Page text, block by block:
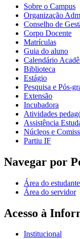
Sobre o Campus
Organização
Conselho de
Corpo Docente
Matrículas
Guia do aluno
Calendário
Biblioteca
Estágio
Pesquisa e Pós-
Extensão
Incubadora
Atividades
Assistência
Núcleos e
Partiu IF
Navegar por
Área do estudante
Área do servidor
Acesso à
Institucional